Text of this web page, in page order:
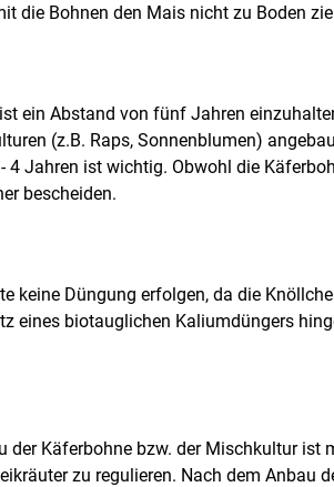
die Bohnen den Mais nicht zu Boden
ein Abstand von fünf Jahren
(z.B. Raps, Sonnenblumen)
Jahren ist wichtig. Obwohl die
bescheiden.
keine Düngung erfolgen, da die
eines biotauglichen Kaliumdüngers
der Käferbohne bzw. der Mischkultur ist
zu regulieren. Nach dem Anbau